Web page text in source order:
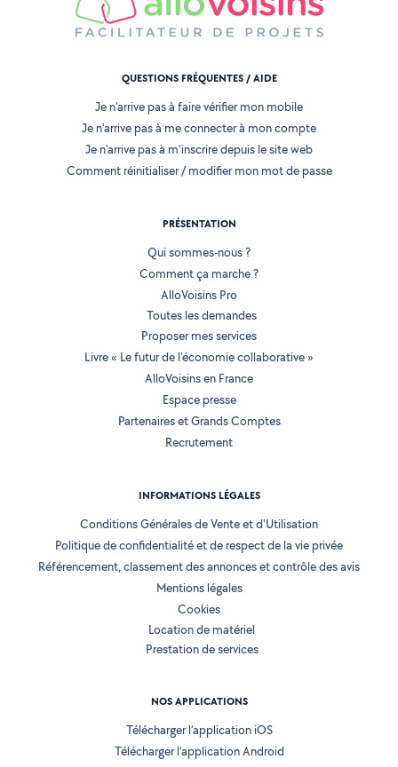
QUESTIONS FRÉQUENTES / AIDE
Je n'arrive pas à faire vérifier mon mobile
Je n'arrive pas à me connecter à mon compte
Je n'arrive pas à m'inscrire depuis le site web
Comment réinitialiser / modifier mon mot de passe
PRÉSENTATION
Qui sommes-nous ?
Comment ça marche ?
AlloVoisins Pro
Toutes les demandes
Proposer mes services
Livre « Le futur de l'économie collaborative »
AlloVoisins en France
Espace presse
Partenaires et Grands Comptes
Recrutement
INFORMATIONS LÉGALES
Conditions Générales de Vente et d'Utilisation
Politique de confidentialité et de respect de la vie privée
Référencement, classement des annonces et contrôle des avis
Mentions légales
Cookies
Location de matériel
Prestation de services
NOS APPLICATIONS
Télécharger l’application iOS
Télécharger l’application Android